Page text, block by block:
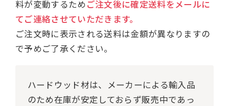
料が変動するため ご注文後に確定送料をメールに
てご連絡させていただきます。
ご注文時に表示される送料は金額が異なりますの
で予めご了承ください。
ハードウッド材は、メーカーによる輸入品
のため在庫が安定しておらず販売中であっ